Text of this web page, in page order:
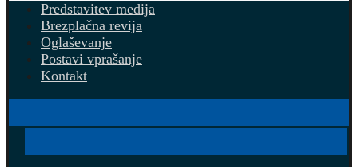
Predstavitev medija
Brezplačna revija
Oglaševanje
Postavi vprašanje
Kontakt